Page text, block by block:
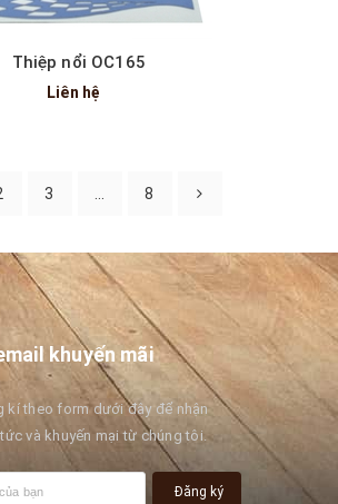
Thiệp nổi OC165
Liên hệ
3 8
khuyến mãi
kí theo form dưới đây để nhận
và khuyến mại từ chúng tôi.
Đăng ký